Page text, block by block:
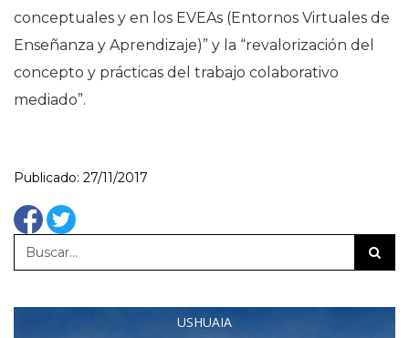
conceptuales y en los EVEAs (Entornos Virtuales de
Enseñanza y Aprendizaje)” y la “revalorización del
concepto y prácticas del trabajo colaborativo
mediado”.
Publicado: 27/11/2017
USHUAIA